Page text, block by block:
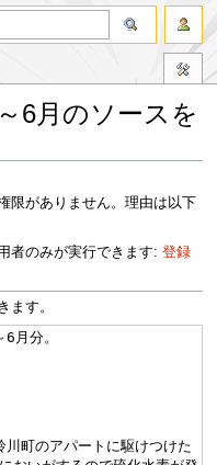
6月のソースを
限がありません。理由は以下
者のみが実行できます: 登録
ます。